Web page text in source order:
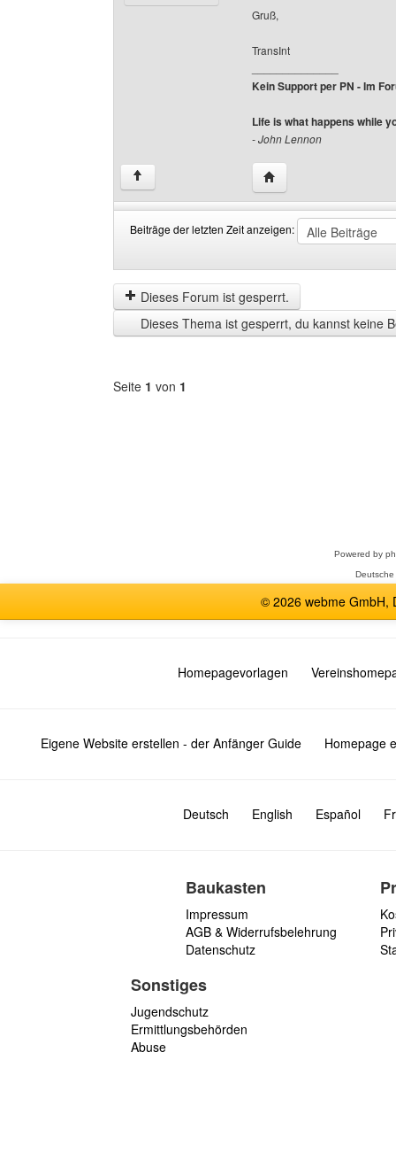
Gruß,
TransInt
Kein Support per PN - Im
Life is what happens while
- John Lennon
↑ Website dieses
Beiträge der letzten Zeit anzeigen:
der
letzten
Zeit
anzeigen
by
Dieses Forum ist gesperrt.
Dieses Thema ist gesperrt, du kannst keine
Seite 1 von 1
Powered by
© 2026 webme GmbH,
Homepagevorlagen
Eigene Website erstellen - der Anfänger Guide Homepage
Deutsch English Español
Baukasten
Impressum
AGB & Widerrufsbelehrung
Datenschutz
Sonstiges
Jugendschutz
Ermittlungsbehörden
Abuse